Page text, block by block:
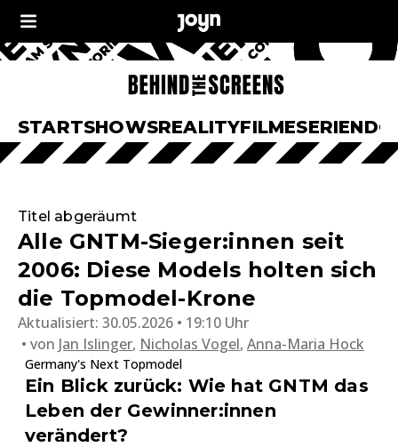
STARTSHOWSREALITYFILMESERIEN
Titel abgeräumt
Alle GNTM-Sieger:innen seit
2006: Diese Models holten sich
die Topmodel-Krone
Aktualisiert: 30.05.2026 • 19:10 Uhr
von Jan Islinger, Nicholas Vogel, Anna-Maria Hock
Germany's Next Topmodel
Ein Blick zurück: Wie hat GNTM das
Leben der Gewinner:innen
verändert?